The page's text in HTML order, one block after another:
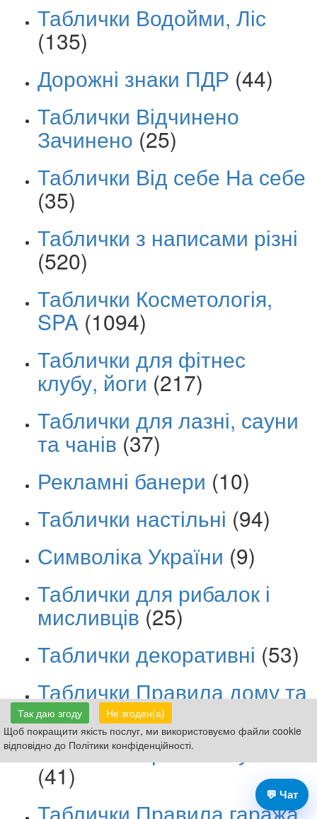
Так даю згоду
Не згоден(а)
Щоб покращити якість послуг, ми використовуємо файли cookie
відповідно до Політики конфіденційності.
Таблички Водойми, Ліс
(135)
Дорожні знаки ПДР (44)
Таблички Відчинено
Зачинено (25)
Таблички Від себе На себе
(35)
Таблички з написами різні
(520)
Таблички Косметологія,
SPA (1094)
Таблички для фітнес
клубу, йоги (217)
Таблички для лазні, сауни
та чанів (37)
Рекламні банери (10)
Таблички настільні (94)
Символіка України (9)
Таблички для рибалок і
мисливців (25)
Таблички декоративні (53)
Таблички Правила дому та
сім’ї (81)
Таблички Правила кухні
(41)
Таблички Правила гаража
💬 Чат